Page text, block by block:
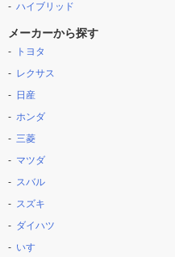
ハイブリッド
メーカーから探す
トヨタ
レクサス
日産
ホンダ
三菱
マツダ
スバル
スズキ
ダイハツ
いすゞ